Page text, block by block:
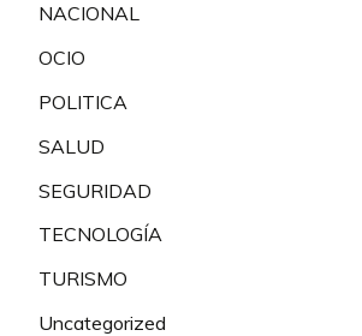
NACIONAL
OCIO
POLITICA
SALUD
SEGURIDAD
TECNOLOGÍA
TURISMO
Uncategorized